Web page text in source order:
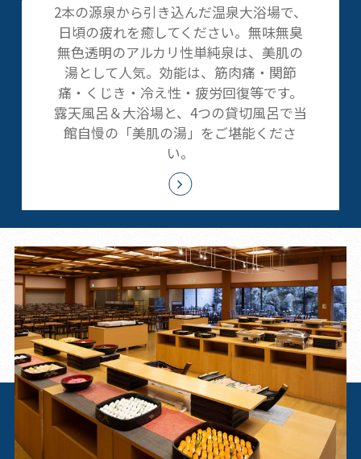
2本の源泉から引き込んだ温泉大浴場で、
日頃の疲れを癒してください。無味無臭
無色透明のアルカリ性単純泉は、美肌の
湯として人気。効能は、筋肉痛・関節
痛・くじき・冷え性・疲労回復等です。
露天風呂＆大浴場と、4つの貸切風呂で当
館自慢の「美肌の湯」をご堪能くださ
い。